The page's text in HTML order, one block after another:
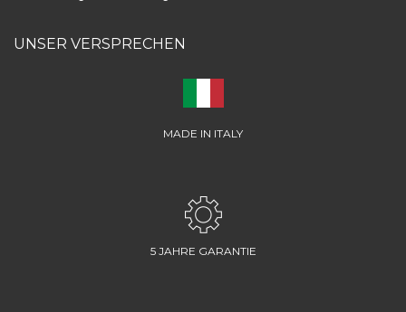
UNSER VERSPRECHEN
MADE IN ITALY
5 JAHRE GARANTIE